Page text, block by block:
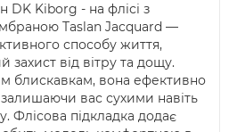
DK Kiborg - на флісі з
Taslan Jacquard —
способу життя,
захист від вітру та дощу.
блискавкам, вона ефективно
вас сухими навіть
Флісова підкладка додає